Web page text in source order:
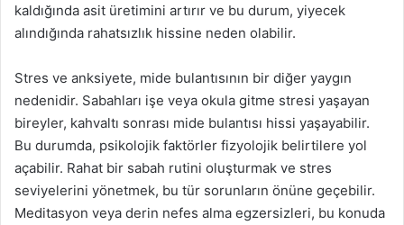
kaldığında asit üretimini artırır ve bu durum, yiyecek
alındığında rahatsızlık hissine neden olabilir.
Stres ve anksiyete, mide bulantısının bir diğer yaygın
nedenidir. Sabahları işe veya okula gitme stresi yaşayan
bireyler, kahvaltı sonrası mide bulantısı hissi yaşayabilir.
Bu durumda, psikolojik faktörler fizyolojik belirtilere yol
açabilir. Rahat bir sabah rutini oluşturmak ve stres
seviyelerini yönetmek, bu tür sorunların önüne geçebilir.
Meditasyon veya derin nefes alma egzersizleri, bu konuda